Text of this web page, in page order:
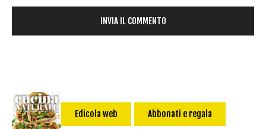
Edicola web Abbonati e regala